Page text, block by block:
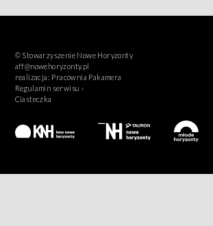
© Stowarzyszenie Nowe Horyzonty
aff@nowehoryzonty.pl
realizacja: Pracownia Pakamera
Regulamin serwisu ›
Ciasteczka